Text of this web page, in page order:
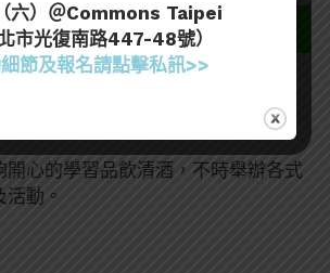
地－新潟，因而與清酒結下不解之
開心的學習品飲清酒，不時舉辦各式
動。
六）＠Commons Taipei
北市光復南路447-48號）
節及報名請點擊私訊>>